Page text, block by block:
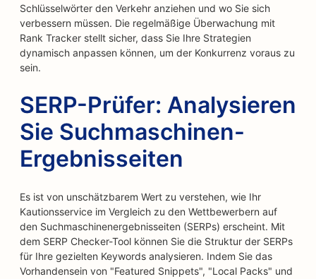
Schlüsselwörter den Verkehr anziehen und wo Sie sich
verbessern müssen. Die regelmäßige Überwachung mit
Rank Tracker stellt sicher, dass Sie Ihre Strategien
dynamisch anpassen können, um der Konkurrenz voraus zu
sein.
SERP-Prüfer: Analysieren
Sie Suchmaschinen-
Ergebnisseiten
Es ist von unschätzbarem Wert zu verstehen, wie Ihr
Kautionsservice im Vergleich zu den Wettbewerbern auf
den Suchmaschinenergebnisseiten (SERPs) erscheint. Mit
dem SERP Checker-Tool können Sie die Struktur der SERPs
für Ihre gezielten Keywords analysieren. Indem Sie das
Vorhandensein von "Featured Snippets", "Local Packs" und